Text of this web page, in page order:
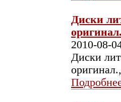
Диски
2010-08-
Диски